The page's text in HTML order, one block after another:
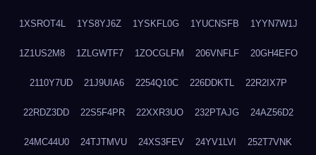
1XSROT4L 1YS8YJ6Z 1YSKFL0G 1YUCNSFB 1YYN7W1J
1Z1US2M8 1ZLGWTF7 1ZOCGLFM 206VNFLF 20GH4EFO
2110Y7UD 21J9UIA6 2254Q10C 226DDKTL 22R2IX7P
22RDZ3DD 22S5F4PR 22XXR3UO 232PTAJG 24AZ56D2
24MC44U0 24TJTMVU 24XS3FEV 24YV1LVI 252T7VNK